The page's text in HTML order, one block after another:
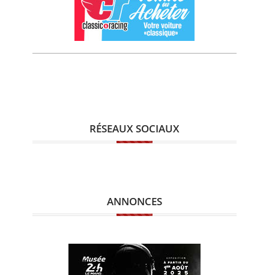
RÉSEAUX SOCIAUX
ANNONCES